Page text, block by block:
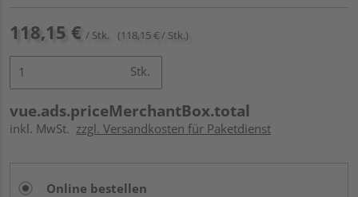
118,15 € / Stk. (118,15 € / Stk.)
Stk.
vue.ads.priceMerchantBox.total
inkl. MwSt. zzgl. Versandkosten für Paketdienst
Online bestellen